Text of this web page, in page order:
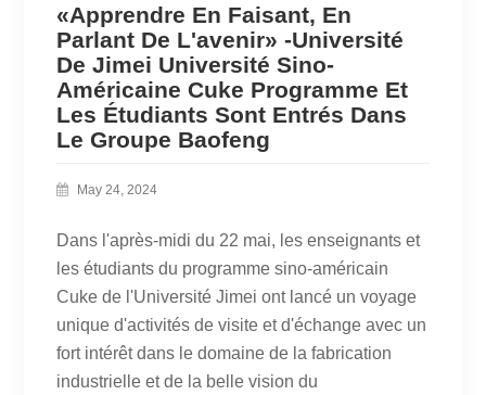
«Apprendre En Faisant, En
Parlant De L'avenir» -Université
De Jimei Université Sino-
Américaine Cuke Programme Et
Les Étudiants Sont Entrés Dans
Le Groupe Baofeng
May 24, 2024
Dans l'après-midi du 22 mai, les enseignants et
les étudiants du programme sino-américain
Cuke de l'Université Jimei ont lancé un voyage
unique d'activités de visite et d'échange avec un
fort intérêt dans le domaine de la fabrication
industrielle et de la belle vision du